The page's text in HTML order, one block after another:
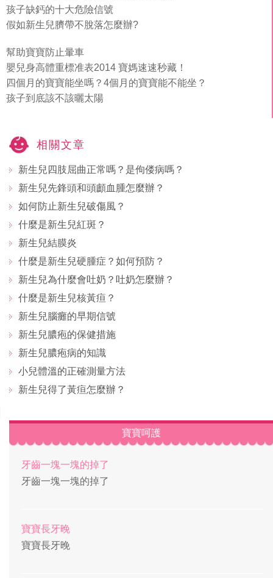
孩子缺鈣的十大危險信號
假如新生兒臍帶不脫落怎麼辦?
幫助寶寶防止暈車
嬰兒身高體重標准表2014 寶媽速速秒藏！
四個月的寶寶能坐嗎？4個月的寶寶能不能坐？
孩子到底該不該曬太陽
相關文章
新生兒四肢屈曲正常嗎？是佝偻病嗎？
新生兒先鋒頭和頭顱血腫怎麼辦？
如何防止新生兒破傷風？
什麼是新生兒紅斑？
新生兒結膜炎
什麼是新生兒硬腫症？如何預防？
新生兒為什麼會吐奶？吐奶怎麼辦？
什麼是新生兒核黃疸？
新生兒腦癱的早期信號
新生兒膿疱的保健措施
新生兒膿疱病的知識
小兒體溫的正確測量方法
新生兒得了黃疸怎麼辦？
寶寶呵護
牙齒一塊一塊的掉了
牙齒一塊一塊的掉了
寶寶長牙晚
寶寶長牙晚